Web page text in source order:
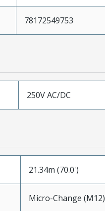
78172549753
250V AC/DC
21.34m (70.0')
Micro-Change (M12)